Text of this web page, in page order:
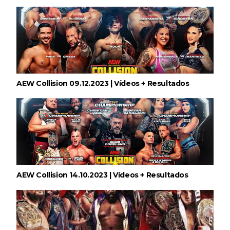
AEW Collision 09.12.2023 | Vídeos + Resultados
AEW Collision 14.10.2023 | Vídeos + Resultados